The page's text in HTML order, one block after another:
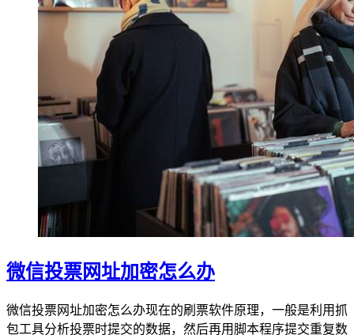
微信投票网址加密怎么办
微信投票网址加密怎么办现在的刷票软件原理，一般是利用抓
包工具分析投票时提交的数据，然后再用脚本程序提交重复数